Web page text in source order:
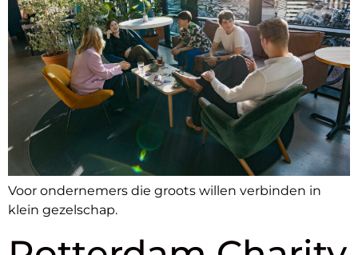
Voor ondernemers die groots willen verbinden in
klein gezelschap.